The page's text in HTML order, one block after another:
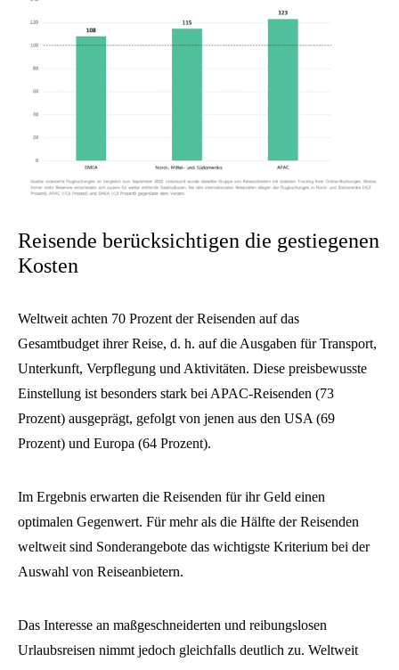
Reisende berücksichtigen die gestiegenen
Kosten
Weltweit achten 70 Prozent der Reisenden auf das
Gesamtbudget ihrer Reise, d. h. auf die Ausgaben für Transport,
Unterkunft, Verpflegung und Aktivitäten. Diese preisbewusste
Einstellung ist besonders stark bei APAC-Reisenden (73
Prozent) ausgeprägt, gefolgt von jenen aus den USA (69
Prozent) und Europa (64 Prozent).
Im Ergebnis erwarten die Reisenden für ihr Geld einen
optimalen Gegenwert. Für mehr als die Hälfte der Reisenden
weltweit sind Sonderangebote das wichtigste Kriterium bei der
Auswahl von Reiseanbietern.
Das Interesse an maßgeschneiderten und reibungslosen
Urlaubsreisen nimmt jedoch gleichfalls deutlich zu. Weltweit